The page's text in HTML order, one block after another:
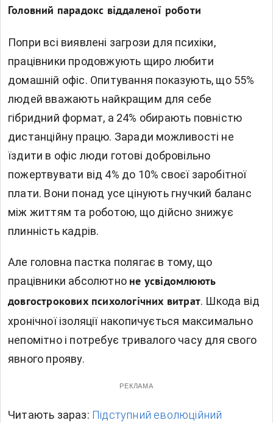
Головний парадокс віддаленої роботи
Попри всі виявлені загрози для психіки,
працівники продовжують щиро любити
домашній офіс. Опитування показують, що 55%
людей вважають найкращим для себе
гібридний формат, а 24% обирають повністю
дистанційну працю. Заради можливості не
їздити в офіс люди готові добровільно
пожертвувати від 4% до 10% своєї заробітної
плати. Вони понад усе цінують гнучкий баланс
між життям та роботою, що дійсно знижує
плинність кадрів.
Але головна пастка полягає в тому, що
працівники абсолютно не усвідомлюють
довгострокових психологічних витрат. Шкода від
хронічної ізоляції накопичується максимально
непомітно і потребує тривалого часу для свого
явного прояву.
РЕКЛАМА
Читають зараз: Підступний еволюційний